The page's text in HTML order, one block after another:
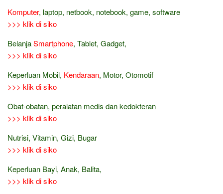
Komputer, laptop, netbook, notebook, game, software
>>> klik di siko
BelanjaSmartphone, Tablet, Gadget,
>>> klik di siko
Keperluan Mobil, Kendaraan, Motor, Otomotif
>>> klik di siko
Obat-obatan, peralatan medis dan kedokteran
>>> klik di siko
Nutrisi, Vitamin, Gizi, Bugar
>>> klik di siko
Keperluan Bayi, Anak, Balita,
>>> klik di siko